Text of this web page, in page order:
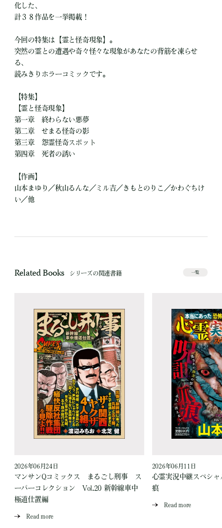
化した、
計３８作品を一挙掲載！
今回の特集は【霊と怪奇現象】。
突然の霊との遭遇や奇々怪々な現象があなたの背筋を凍らせ
る、
読みきりホラーコミックです。
【特集】
【霊と怪奇現象】
第一章 終わらない悪夢
第二章 せまる怪奇の影
第三章 怨霊怪奇スポット
第四章 死者の誘い
【作画】
山本まゆり／秋山るんな／ミル吉／きもとのりこ／かわぐちけ
い／他
Related Books シリーズの関連書籍 一覧
2026年06月24日
マンサンQコミックス まるごし刑事 ス
ーパーコレクション Vol.20 新幹線車中
極道仕置編
Read more
2026年06月11日
心霊実況中継スペシ
痕
Read more